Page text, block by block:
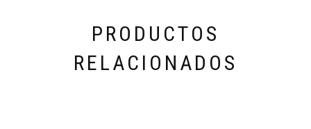
PRODUCTOS
RELACIONADOS